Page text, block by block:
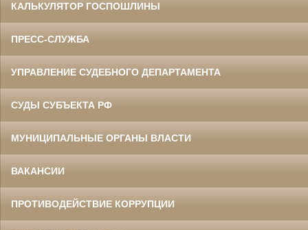
КАЛЬКУЛЯТОР ГОСПОШЛИНЫ
ПРЕСС-СЛУЖБА
УПРАВЛЕНИЕ СУДЕБНОГО ДЕПАРТАМЕНТА
СУДЫ СУБЪЕКТА РФ
МУНИЦИПАЛЬНЫЕ ОРГАНЫ ВЛАСТИ
ВАКАНСИИ
ПРОТИВОДЕЙСТВИЕ КОРРУПЦИИ